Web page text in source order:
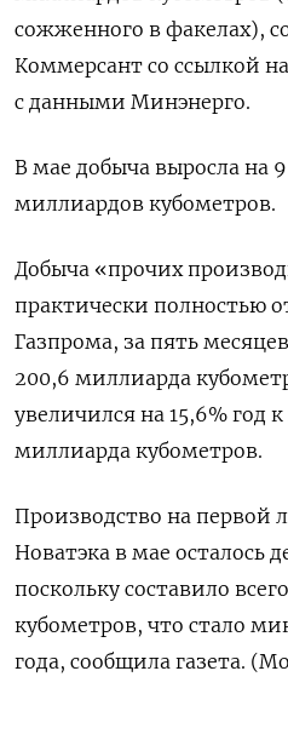
сожженного в факелах),
Коммерсант со ссылкой
с данными Минэнерго.
В мае добыча выросла на
миллиардов кубометров.
Добыча «прочих
практически полностью
Газпрома, за пять
200,6 миллиарда
увеличился на 15,6% год к
миллиарда кубометров.
Производство на первой
Новатэка в мае осталось
поскольку составило
кубометров, что стало
года, сообщила газета.